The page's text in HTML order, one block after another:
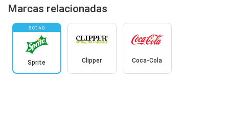
Marcas relacionadas
activo
Sprite Clipper Coca-Cola